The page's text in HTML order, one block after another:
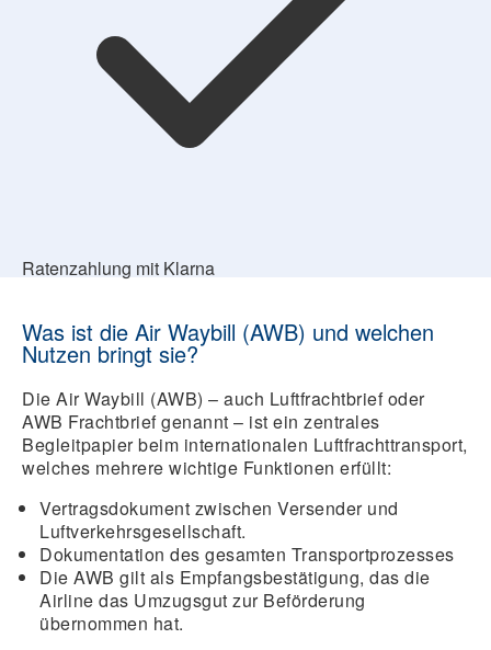
Ratenzahlung mit Klarna
Was ist die Air Waybill (AWB) und welchen
Nutzen bringt sie?
Die Air Waybill (AWB) – auch Luftfrachtbrief oder
AWB Frachtbrief genannt – ist ein zentrales
Begleitpapier beim internationalen Luftfrachttransport,
welches mehrere wichtige Funktionen erfüllt:
Vertragsdokument zwischen Versender und
Luftverkehrsgesellschaft.
Dokumentation des gesamten Transportprozesses
Die AWB gilt als Empfangsbestätigung, das die
Airline das Umzugsgut zur Beförderung
übernommen hat.